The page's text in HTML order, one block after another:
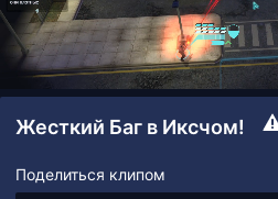
Жесткий Баг в Иксчом!
Поделиться клипом